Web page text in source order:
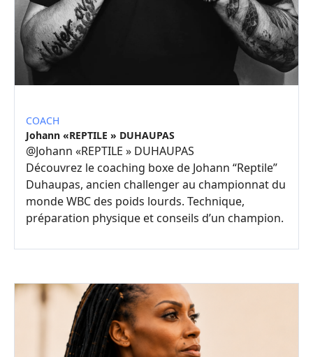
COACH
Johann «REPTILE » DUHAUPAS
@Johann «REPTILE » DUHAUPAS
Découvrez le coaching boxe de Johann “Reptile”
Duhaupas, ancien challenger au championnat du
monde WBC des poids lourds. Technique,
préparation physique et conseils d’un champion.